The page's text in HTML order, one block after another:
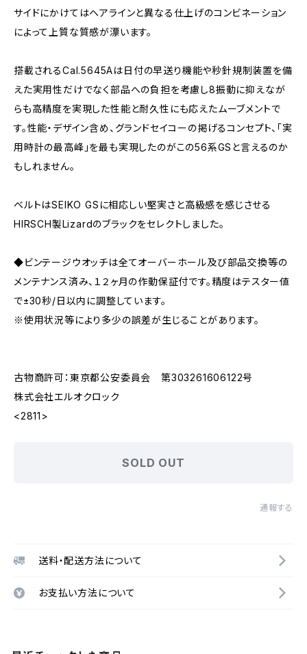
サイドにかけてはヘアラインと異なる仕上げのコンビネーション
によって上質な質感が漂います。
搭載されるCal.5645Aは日付の早送り機能や秒針規制装置を備
えた実用性だけでなく部品への負担を考慮し8振動に抑えなが
らも高精度を実現した性能と耐久性にも応えたムーブメントで
す。性能・デザイン含め、グランドセイコーの掲げるコンセプト、「実
用時計の最高峰」を最も実現したのがこの56系GSと言えるのか
もしれません。
ベルトはSEIKO GSに相応しい堅実さと高級感を感じさせる
HIRSCH製Lizardのブラックをセレクトしました。
◆ビンテージウオッチは全てオーバーホール及び部品交換等の
メンテナンス済み、１２ヶ月の作動保証付です。精度はテスター値
で±30秒/日以内に調整しています。
※使用状況等により多少の誤差が生じることがあります。
古物商許可：東京都公安委員会 第303261606122号
株式会社エルオクロック
<2811>
SOLD OUT
通報する
送料・配送方法について
お支払い方法について